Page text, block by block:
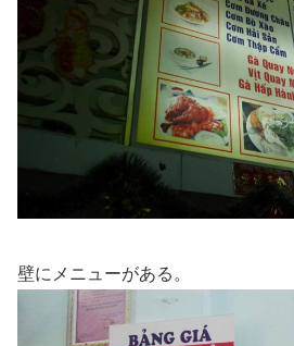
壁にメニューがある。